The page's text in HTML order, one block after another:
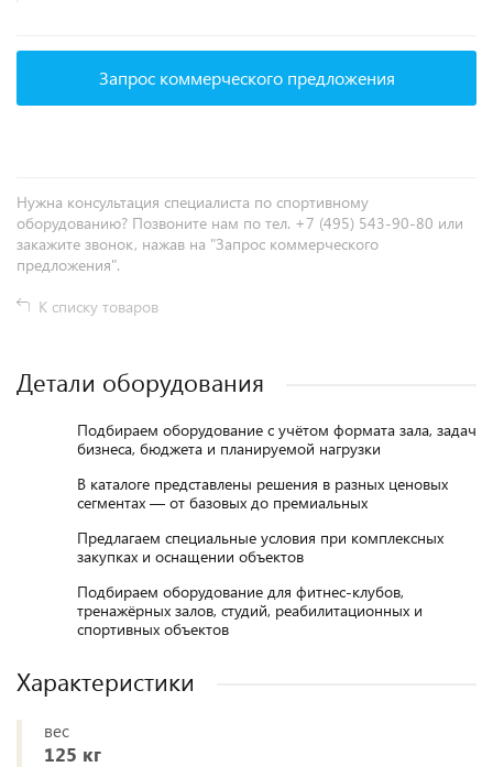
Запрос коммерческого предложения
Нужна консультация специалиста по спортивному
оборудованию? Позвоните нам по тел. +7 (495) 543-90-80 или
закажите звонок, нажав на "Запрос коммерческого
предложения".
К списку товаров
Детали оборудования
Подбираем оборудование с учётом формата зала, задач
бизнеса, бюджета и планируемой нагрузки
В каталоге представлены решения в разных ценовых
сегментах — от базовых до премиальных
Предлагаем специальные условия при комплексных
закупках и оснащении объектов
Подбираем оборудование для фитнес-клубов,
тренажёрных залов, студий, реабилитационных и
спортивных объектов
Характеристики
вес
125 кг